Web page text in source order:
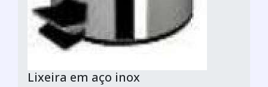
Lixeira em aço inox